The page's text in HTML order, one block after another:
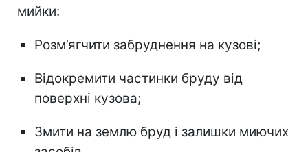
мийки:
Розм’ягчити забруднення на кузові;
Відокремити частинки бруду від
поверхні кузова;
Змити на землю бруд і залишки миючих